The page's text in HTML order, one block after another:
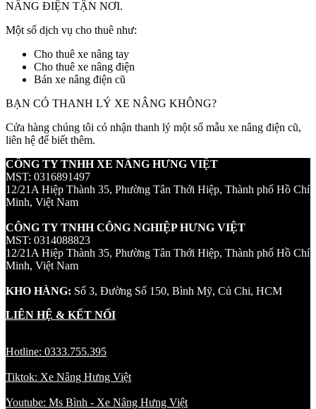
NÂNG ĐIỆN TẬN NƠI.
Một số dịch vụ cho thuê như:
Cho thuê xe nâng tay
Cho thuê xe nâng điện
Bán xe nâng điện cũ
BẠN CÓ THANH LÝ XE NÂNG KHÔNG?
Cửa hàng chúng tôi có nhận thanh lý một số mẫu xe nâng điện cũ,
liên hệ để biết thêm.
CÔNG TY TNHH XE NÂNG HƯNG VIỆT
MST: 0316891497
12/21A Hiệp Thành 35, Phường Tân Thới Hiệp, Thành phố Hồ Chí
Minh, Việt Nam
CÔNG TY TNHH CÔNG NGHIỆP HƯNG VIỆT
MST: 0314088823
12/21A Hiệp Thành 35, Phường Tân Thới Hiệp, Thành phố Hồ Chí
Minh, Việt Nam
KHO HÀNG: Số 3, Đường Số 150, Bình Mỹ, Củ Chi, HCM
LIÊN HỆ & KẾT NỐI
Hotline: 0333.755.395
Tiktok: Xe Nâng Hưng Việt
Youtube: Ms Bình - Xe Nâng Hưng Việt